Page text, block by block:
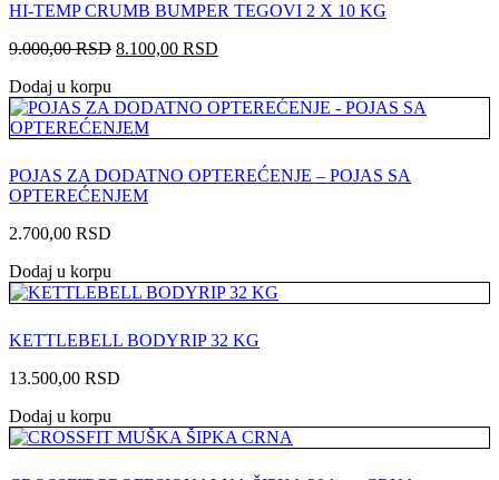
HI-TEMP CRUMB BUMPER TEGOVI 2 X 10 KG
9.000,00RSD Originalna
bila:
9.000,00 RSD.
8.100,00 RSD
8.100,00 RSD.
Dodaj u korpu
POJAS ZA DODATNO OPTEREĆENJE – POJAS SA
OPTEREĆENJEM
2.700,00 RSD
Dodaj u korpu
KETTLEBELL BODYRIP 32 KG
13.500,00 RSD
Dodaj u korpu